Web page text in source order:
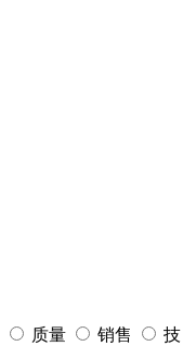
质量 销售
技